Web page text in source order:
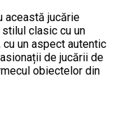
această jucărie
clasic cu un
un aspect autentic
de jucării de
obiectelor din